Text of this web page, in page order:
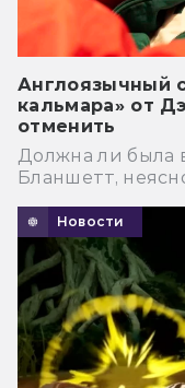
Англоязычный
кальмара» от
отменить
Должна ли была
Бланшетт,
Новости